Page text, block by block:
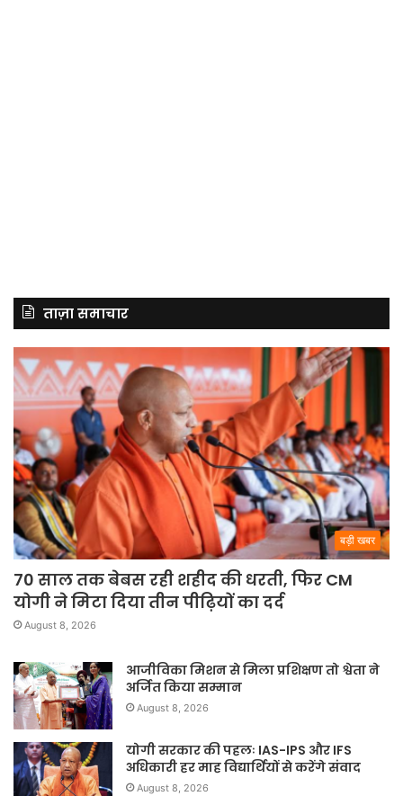
ताज़ा समाचार
बड़ी खबर
70 साल तक बेबस रही शहीद की धरती, फिर CM
योगी ने मिटा दिया तीन पीढ़ियों का दर्द
August 8, 2026
आजीविका मिशन से मिला प्रशिक्षण तो श्वेता ने
अर्जित किया सम्मान
August 8, 2026
योगी सरकार की पहलः IAS-IPS और IFS
अधिकारी हर माह विद्यार्थियों से करेंगे संवाद
August 8, 2026